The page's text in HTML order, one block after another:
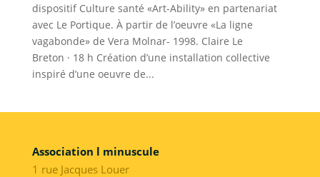
dispositif Culture santé «Art-Ability» en partenariat
avec Le Portique. À partir de l’oeuvre «La ligne
vagabonde» de Vera Molnar- 1998. Claire Le
Breton · 18 h Création d’une installation collective
inspiré d’une oeuvre de...
Association l minuscule
1 rue Jacques Louer